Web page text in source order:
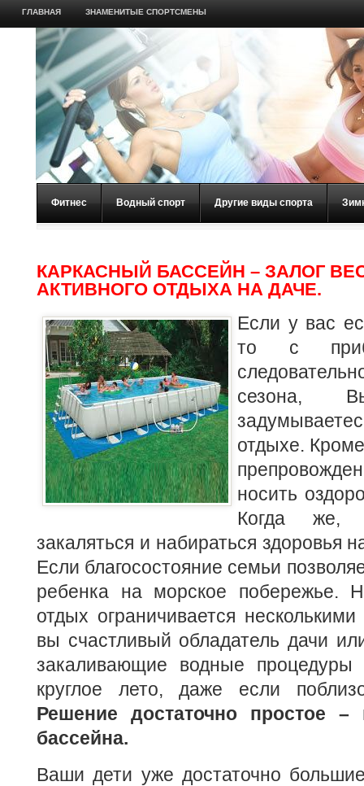
ГЛАВНАЯ ЗНАМЕНИТЫЕ СПОРТСМЕНЫ
Фитнес Водный спорт Другие виды спорта
КАРКАСНЫЙ БАССЕЙН – ЗАЛОГ
АКТИВНОГО ОТДЫХА НА ДАЧЕ.
Если у вас
то с
сезона,
отдыхе.
носить
Когда же,
закаляться и набираться здоровья
Если благосостояние семьи
ребенка на морское побережье.
отдых ограничивается
вы счастливый обладатель дачи
закаливающие водные
круглое лето, даже если
Решение достаточно простое –
бассейна.
Ваши дети уже достаточно